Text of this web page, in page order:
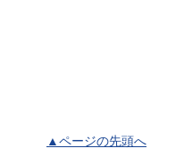
▲ページの先頭へ